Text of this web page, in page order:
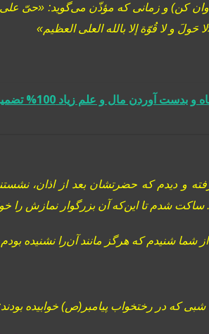
کن) و زمانی که مؤذّن می‌گوید: «حىّ على
و لا قُوّة إلا بالله العلى العظیم»
دعای جلب ثروت و جاه و بدست آوردن مال
و دیدم که ‌حضرتشان بعد از اذان،
ساکت شدم تا این‌که آن بزرگوار نمازش را
شنیدم که هرگز مانند آن‌را نشنیده
که در رختخواب پیامبر(ص) خوابیده